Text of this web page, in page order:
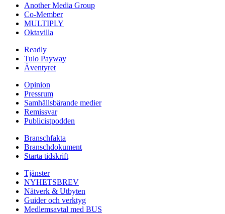
Another Media Group
Co-Member
MULTIPLY
Oktavilla
Readly
Tulo Payway
Äventyret
Opinion
Pressrum
Samhällsbärande medier
Remissvar
Publicistpodden
Branschfakta
Branschdokument
Starta tidskrift
Tjänster
NYHETSBREV
Nätverk & Utbyten
Guider och verktyg
Medlemsavtal med BUS